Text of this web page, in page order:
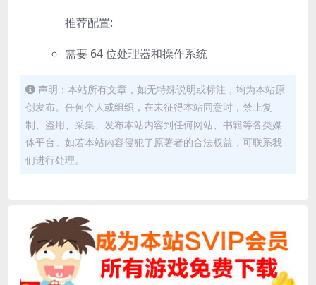
推荐配置:
需要 64 位处理器和操作系统
声明：本站所有文章，如无特殊说明或标注，均为本站原
创发布。任何个人或组织，在未征得本站同意时，禁止复
制、盗用、采集、发布本站内容到任何网站、书籍等各类媒
体平台。如若本站内容侵犯了原著者的合法权益，可联系我
们进行处理。